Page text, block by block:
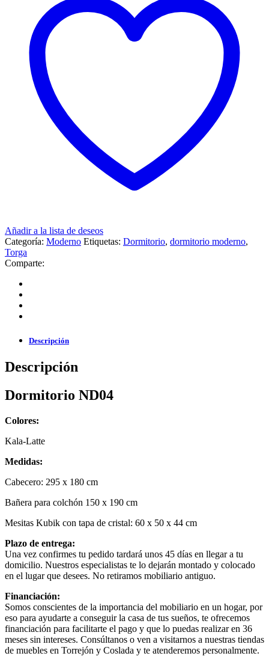
Añadir a la lista de deseos
Categoría: Moderno Etiquetas: Dormitorio, dormitorio moderno,
Torga
Comparte:
Descripción
Descripción
Dormitorio ND04
Colores:
Kala-Latte
Medidas:
Cabecero: 295 x 180 cm
Bañera para colchón 150 x 190 cm
Mesitas Kubik con tapa de cristal: 60 x 50 x 44 cm
Plazo de entrega:
Una vez confirmes tu pedido tardará unos 45 días en llegar a tu
domicilio. Nuestros especialistas te lo dejarán montado y colocado
en el lugar que desees. No retiramos mobiliario antiguo.
Financiación:
Somos conscientes de la importancia del mobiliario en un hogar, por
eso para ayudarte a conseguir la casa de tus sueños, te ofrecemos
financiación para facilitarte el pago y que lo puedas realizar en 36
meses sin intereses. Consúltanos o ven a visitarnos a nuestras tiendas
de muebles en Torrejón y Coslada y te atenderemos personalmente.